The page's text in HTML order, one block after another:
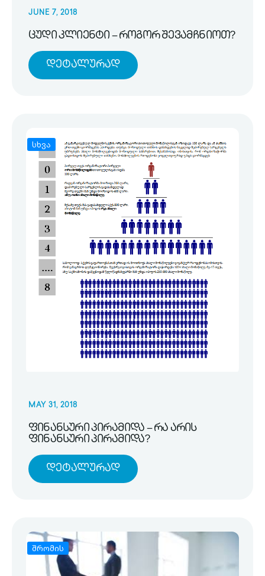
JUNE 7, 2018
ცუდი კლიენტი – როგორ შევამჩნიოთ?
Დეტალურად
სხვა
MAY 31, 2018
ფინანსური პირამიდა – რა არის
ფინანსური პირამიდა?
Დეტალურად
შრომის